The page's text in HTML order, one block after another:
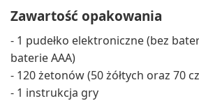
Zawartość opakowania
- 1 pudełko elektroniczne (bez
baterie AAA)
- 120 żetonów (50 żółtych oraz 70
- 1 instrukcja gry